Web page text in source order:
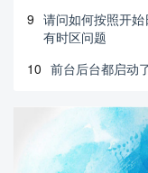
9 请问如何按照开
有时区问题
10 前台后台都启动